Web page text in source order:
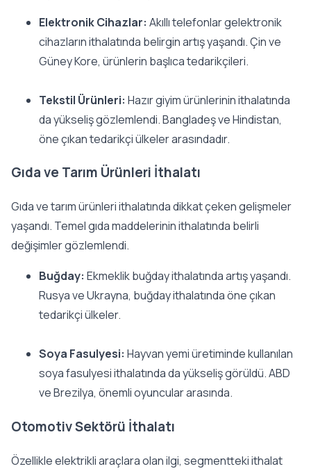
Elektronik Cihazlar: Akıllı telefonlar gelektronik
cihazların ithalatında belirgin artış yaşandı. Çin ve
Güney Kore, ürünlerin başlıca tedarikçileri.
Tekstil Ürünleri: Hazır giyim ürünlerinin ithalatında
da yükseliş gözlemlendi. Bangladeş ve Hindistan,
öne çıkan tedarikçi ülkeler arasındadır.
Gıda ve Tarım Ürünleri İthalatı
Gıda ve tarım ürünleri ithalatında dikkat çeken gelişmeler
yaşandı. Temel gıda maddelerinin ithalatında belirli
değişimler gözlemlendi.
Buğday: Ekmeklik buğday ithalatında artış yaşandı.
Rusya ve Ukrayna, buğday ithalatında öne çıkan
tedarikçi ülkeler.
Soya Fasulyesi: Hayvan yemi üretiminde kullanılan
soya fasulyesi ithalatında da yükseliş görüldü. ABD
ve Brezilya, önemli oyuncular arasında.
Otomotiv Sektörü İthalatı
Özellikle elektrikli araçlara olan ilgi, segmentteki ithalat